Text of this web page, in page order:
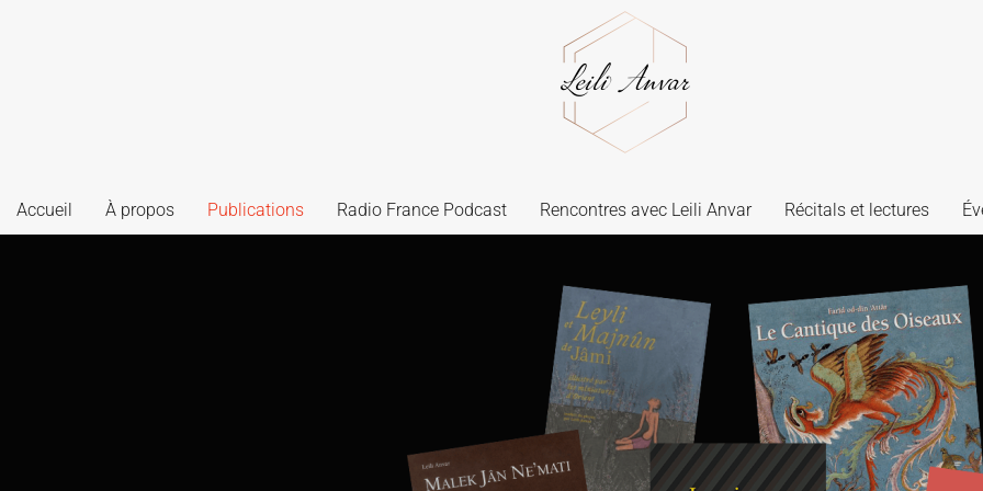
Accueil À propos Publications Radio France Podcast Rencontres avec Leili Anvar Récitals et lectures